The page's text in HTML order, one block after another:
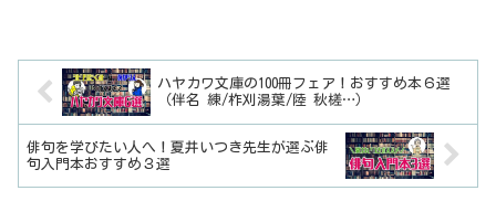
ハヤカワ文庫の100冊フェア！おすすめ本６選
（伴名 練/柞刈湯葉/陸 秋槎…）
俳句を学びたい人へ！夏井いつき先生が選ぶ俳
句入門本おすすめ３選